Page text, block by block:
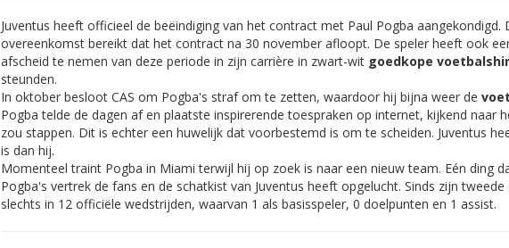
Juventus heeft officieel de beëindiging van het contract met Paul Pogba aangekondigd.
overeenkomst bereikt dat het contract na 30 november afloopt. De speler heeft ook
afscheid te nemen van deze periode in zijn carrière in zwart-wit goedkope
steunden.
In oktober besloot CAS om Pogba's straf om te zetten, waardoor hij bijna weer de
Pogba telde de dagen af en plaatste inspirerende toespraken op internet, kijkend naar
zou stappen. Dit is echter een huwelijk dat voorbestemd is om te scheiden. Juventus
is dan hij.
Momenteel traint Pogba in Miami terwijl hij op zoek is naar een nieuw team. Eén ding
Pogba's vertrek de fans en de schatkist van Juventus heeft opgelucht. Sinds zijn
slechts in 12 officiële wedstrijden, waarvan 1 als basisspeler, 0 doelpunten en 1 assist.